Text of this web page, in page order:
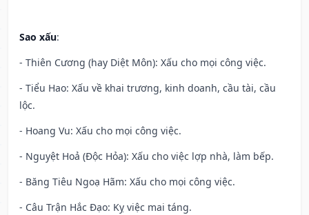
Sao xấu:
- Thiên Cương (hay Diệt Môn): Xấu cho mọi công việc.
- Tiểu Hao: Xấu về khai trương, kinh doanh, cầu tài, cầu
lộc.
- Hoang Vu: Xấu cho mọi công việc.
- Nguyệt Hoả (Độc Hỏa): Xấu cho việc lợp nhà, làm bếp.
- Băng Tiêu Ngoạ Hãm: Xấu cho mọi công việc.
- Câu Trận Hắc Đạo: Kỵ việc mai táng.